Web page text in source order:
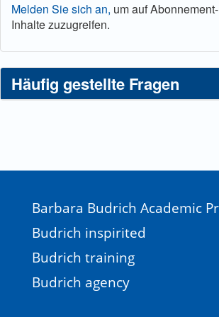
Melden Sie sich an, um auf Abonnement-
Inhalte zuzugreifen.
Häufig gestellte Fragen
Barbara Budrich Academic
Budrich inspirited
Budrich training
Budrich agency